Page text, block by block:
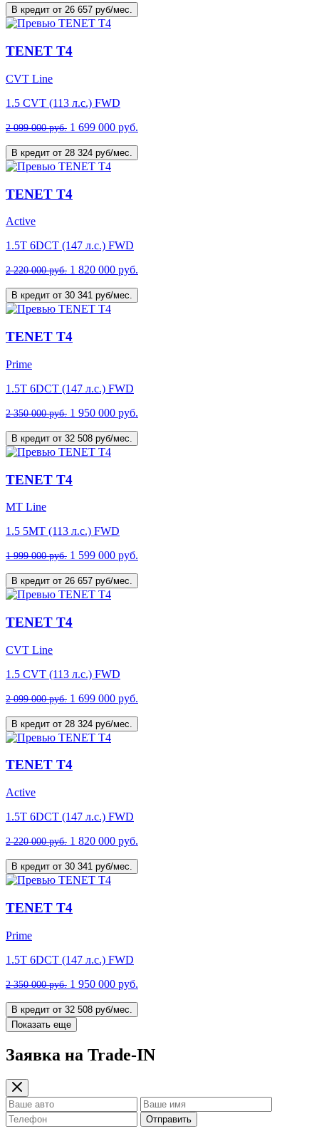
В кредит от 26 657 руб/мес.
TENET T4
CVT Line
1.5 CVT (113 л.с.) FWD
2 099 000 руб. 1 699 000 руб.
В кредит от 28 324 руб/мес.
TENET T4
Active
1.5T 6DCT (147 л.с.) FWD
2 220 000 руб. 1 820 000 руб.
В кредит от 30 341 руб/мес.
TENET T4
Prime
1.5T 6DCT (147 л.с.) FWD
2 350 000 руб. 1 950 000 руб.
В кредит от 32 508 руб/мес.
TENET T4
MT Line
1.5 5MT (113 л.с.) FWD
1 999 000 руб. 1 599 000 руб.
В кредит от 26 657 руб/мес.
TENET T4
CVT Line
1.5 CVT (113 л.с.) FWD
2 099 000 руб. 1 699 000 руб.
В кредит от 28 324 руб/мес.
TENET T4
Active
1.5T 6DCT (147 л.с.) FWD
2 220 000 руб. 1 820 000 руб.
В кредит от 30 341 руб/мес.
TENET T4
Prime
1.5T 6DCT (147 л.с.) FWD
2 350 000 руб. 1 950 000 руб.
В кредит от 32 508 руб/мес.
Показать еще
Заявка на Trade-IN
Отправить